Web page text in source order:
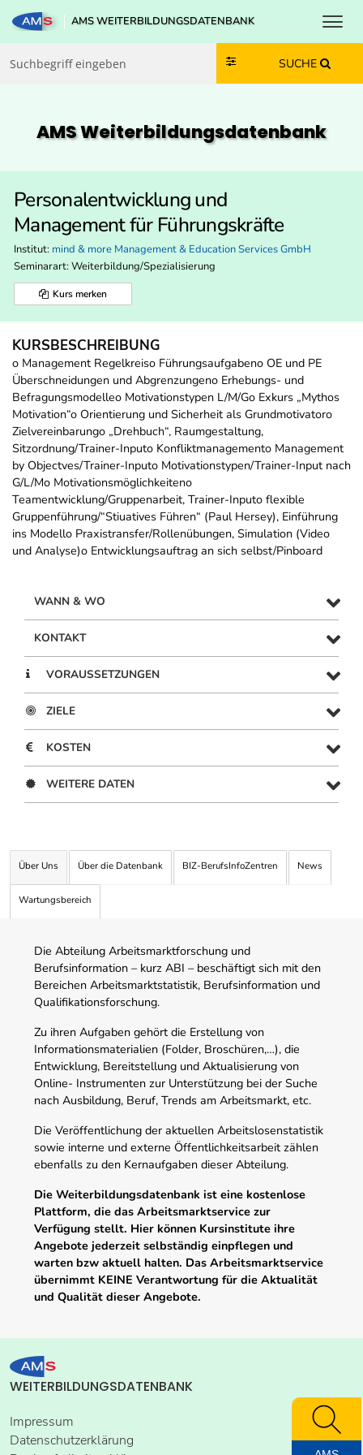
Zum Inhalt springen
Zum Navmenü springen
Zur Suche springen
Zur Footer springen
AMS WEITERBILDUNGSDATENBANK
SUCHE
AMS Weiterbildungs­datenbank
Personalentwicklung und
Management für Führungskräfte
Institut: mind & more Management & Education Services GmbH
Seminarart: Weiterbildung/Spezialisierung
Kurs merken
KURSBESCHREIBUNG
o Management Regelkreiso Führungsaufgabeno OE und PE
Überschneidungen und Abgrenzungeno Erhebungs- und
Befragungsmodelleo Motivationstypen L/M/Go Exkurs „Mythos
Motivation“o Orientierung und Sicherheit als Grundmotivatoro
Zielvereinbarungo „Drehbuch“, Raumgestaltung,
Sitzordnung/Trainer-Inputo Konfliktmanagemento Management
by Objectves/Trainer-Inputo Motivationstypen/Trainer-Input nach
G/L/Mo Motivationsmöglichkeiteno
Teamentwicklung/Gruppenarbeit, Trainer-Inputo flexible
Gruppenführung/“Stiuatives Führen“ (Paul Hersey), Einführung
ins Modello Praxistransfer/Rollenübungen, Simulation (Video
und Analyse)o Entwicklungsauftrag an sich selbst/Pinboard
WANN & WO
KONTAKT
VORAUSSETZUNGEN
ZIELE
KOSTEN
WEITERE DATEN
Über Uns Über die Datenbank BIZ-BerufsInfoZentren News
Wartungsbereich
Die Abteilung Arbeitsmarktforschung und
Berufsinformation – kurz ABI – beschäftigt sich mit den
Bereichen Arbeitsmarktstatistik, Berufsinformation und
Qualifikationsforschung.
Zu ihren Aufgaben gehört die Erstellung von
Informationsmaterialien (Folder, Broschüren,…), die
Entwicklung, Bereitstellung und Aktualisierung von
Online- Instrumenten zur Unterstützung bei der Suche
nach Ausbildung, Beruf, Trends am Arbeitsmarkt, etc.
Die Veröffentlichung der aktuellen Arbeitslosenstatistik
sowie interne und externe Öffentlichkeitsarbeit zählen
ebenfalls zu den Kernaufgaben dieser Abteilung.
Die Weiterbildungsdatenbank ist eine kostenlose
Plattform, die das Arbeitsmarktservice zur
Verfügung stellt. Hier können Kursinstitute ihre
Angebote jederzeit selbständig einpflegen und
warten bzw aktuell halten. Das Arbeitsmarktservice
übernimmt KEINE Verantwortung für die Aktualität
und Qualität dieser Angebote.
WEITERBILDUNGSDATENBANK
Impressum
Datenschutzerklärung